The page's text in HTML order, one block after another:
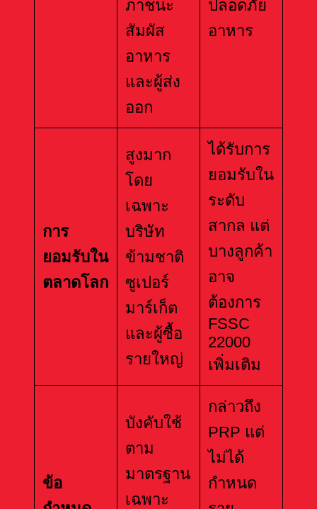
ภาชนะ
สัมผัส
อาหาร
และผู้ส่ง
ออก
ปลอดภัย
อาหาร
การ
ยอมรับใน
ตลาดโลก
สูงมาก
โดย
เฉพาะ
บริษัท
ข้ามชาติ
ซูเปอร์
มาร์เก็ต
และผู้ซื้อ
รายใหญ่
ได้รับการ
ยอมรับใน
ระดับ
สากล แต่
บางลูกค้า
อาจ
ต้องการ
FSSC
22000
เพิ่มเติม
ข้อ
บังคับใช้
ตาม
มาตรฐาน
เฉพาะ
กล่าวถึง
PRP แต่
ไม่ได้
กำหนด